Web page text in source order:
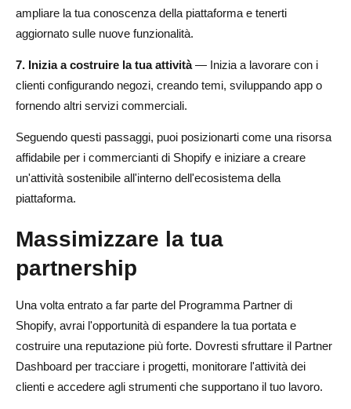
ampliare la tua conoscenza della piattaforma e tenerti
aggiornato sulle nuove funzionalità.
7. Inizia a costruire la tua attività— Inizia a lavorare con i
clienti configurando negozi, creando temi, sviluppando app o
fornendo altri servizi commerciali.
Seguendo questi passaggi, puoi posizionarti come una risorsa
affidabile per i commercianti di Shopify e iniziare a creare
un'attività sostenibile all'interno dell'ecosistema della
piattaforma.
Massimizzare la tua
partnership
Una volta entrato a far parte del Programma Partner di
Shopify, avrai l'opportunità di espandere la tua portata e
costruire una reputazione più forte. Dovresti sfruttare il Partner
Dashboard per tracciare i progetti, monitorare l'attività dei
clienti e accedere agli strumenti che supportano il tuo lavoro.